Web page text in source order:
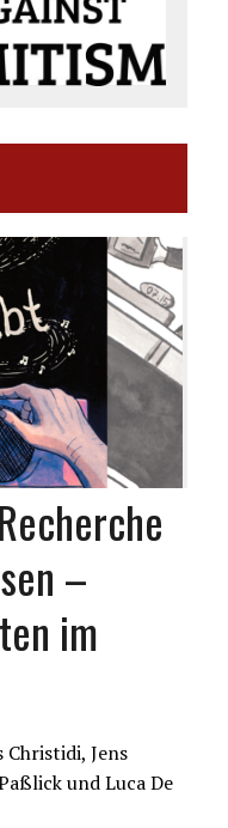
–
im
Jens
und Luca De